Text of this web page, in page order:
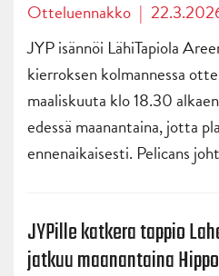
Otteluennakko |
JYP isännöi LähiTapiola
kierroksen kolmannessa
maaliskuuta klo 18.30
edessä maanantaina, jotta
ennenaikaisesti. Pelicans
JYPille katkera tappio
jatkuu maanantaina